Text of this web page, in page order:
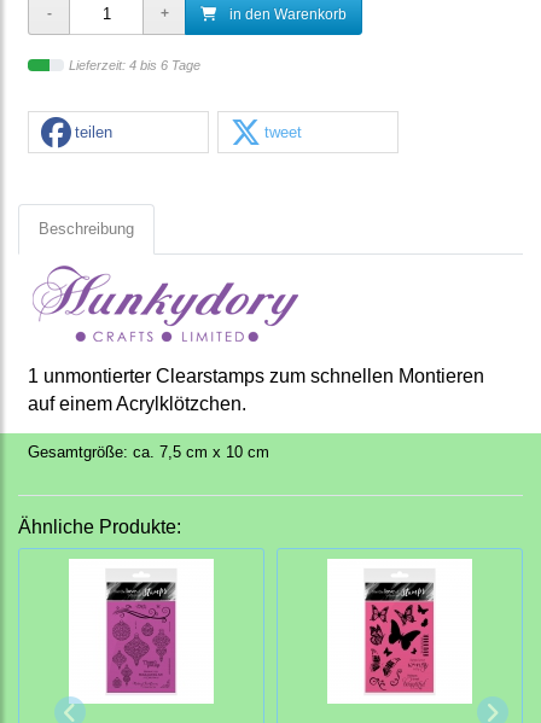
in den Warenkorb
Lieferzeit: 4 bis 6 Tage
teilen tweet
Beschreibung
1 unmontierter Clearstamps zum schnellen Montieren
auf einem Acrylklötzchen.
Gesamtgröße: ca. 7,5 cm x 10 cm
Ähnliche Produkte: